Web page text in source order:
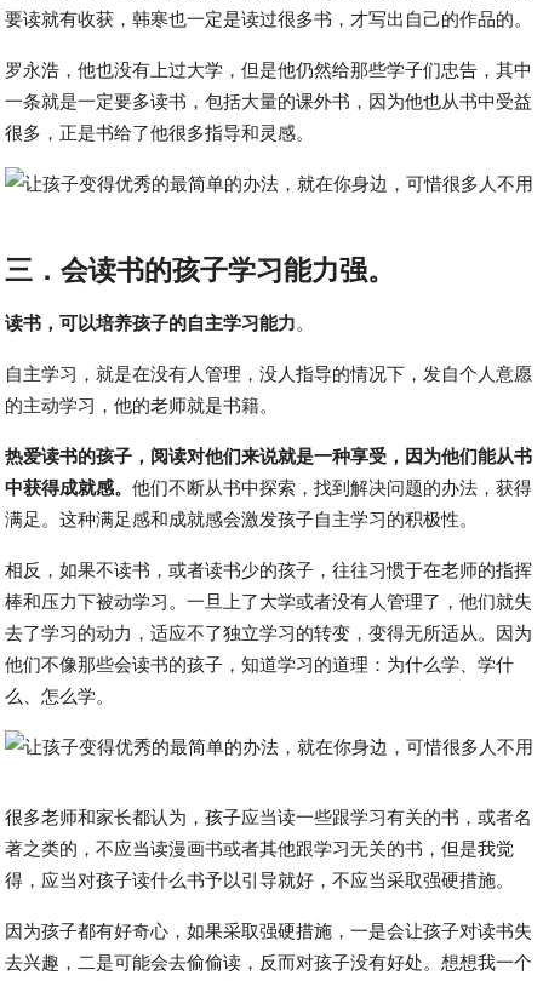
要读就有收获，韩寒也一定是读过很多书，才写出自己的作品的。
罗永浩，他也没有上过大学，但是他仍然给那些学子们忠告，其中
一条就是一定要多读书，包括大量的课外书，因为他也从书中受益
很多，正是书给了他很多指导和灵感。
三．会读书的孩子学习能力强。
读书，可以培养孩子的自主学习能力。
自主学习，就是在没有人管理，没人指导的情况下，发自个人意愿
的主动学习，他的老师就是书籍。
热爱读书的孩子，阅读对他们来说就是一种享受，因为他们能从书
中获得成就感。他们不断从书中探索，找到解决问题的办法，获得
满足。这种满足感和成就感会激发孩子自主学习的积极性。
相反，如果不读书，或者读书少的孩子，往往习惯于在老师的指挥
棒和压力下被动学习。一旦上了大学或者没有人管理了，他们就失
去了学习的动力，适应不了独立学习的转变，变得无所适从。因为
他们不像那些会读书的孩子，知道学习的道理：为什么学、学什
么、怎么学。
很多老师和家长都认为，孩子应当读一些跟学习有关的书，或者名
著之类的，不应当读漫画书或者其他跟学习无关的书，但是我觉
得，应当对孩子读什么书予以引导就好，不应当采取强硬措施。
因为孩子都有好奇心，如果采取强硬措施，一是会让孩子对读书失
去兴趣，二是可能会去偷偷读，反而对孩子没有好处。想想我一个